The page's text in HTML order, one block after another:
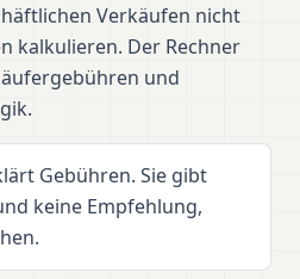
Verkäufen nicht
kalkulieren. Der Rechner
und
Gebühren. Sie gibt
keine Empfehlung,